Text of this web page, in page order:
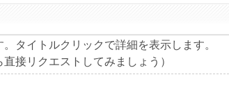
タイトルクリックで詳細を表示します。
接リクエストしてみましょう）